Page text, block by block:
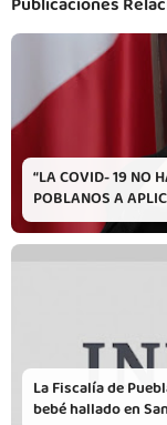
Publicaciones
“LA COVID- 19 NO
POBLANOS A
La Fiscalía de
bebé hallado en